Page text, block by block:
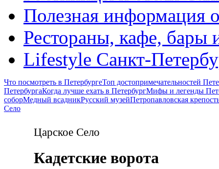
Полезная информация
Рестораны, кафе, бары
Lifestyle Санкт-
Что посмотреть в ПетербургеТоп достопримечательностей
ПетербургаКогда лучше ехать в ПетербургМифы и легенды
соборМедный всадникРусский музейПетропавловская
Село
Царское Село
Кадетские ворота